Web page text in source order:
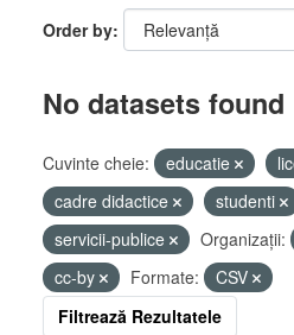
Order by
No datasets found
Cuvinte cheie: educatie
cadre didactice
studenti
servicii-publice
Organizații:
cc-by
Formate:
CSV
Filtrează Rezultatele